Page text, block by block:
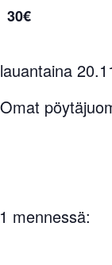
30€
mennessä: